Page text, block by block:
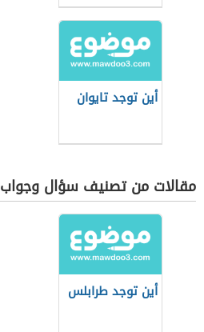
أين توجد تايوان
مقالات من تصنيف سؤال وجواب
أين توجد طرابلس